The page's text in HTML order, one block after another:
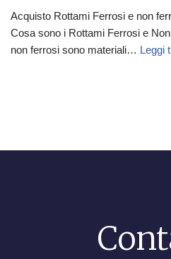
Acquisto Rottami Ferrosi e non
Cosa sono i Rottami Ferrosi e
non ferrosi sono materiali… Leggi